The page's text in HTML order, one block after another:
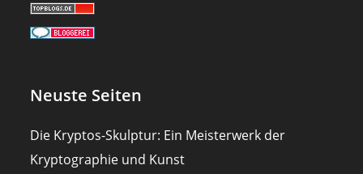
Neuste Seiten
Die Kryptos-Skulptur: Ein Meisterwerk der
Kryptographie und Kunst